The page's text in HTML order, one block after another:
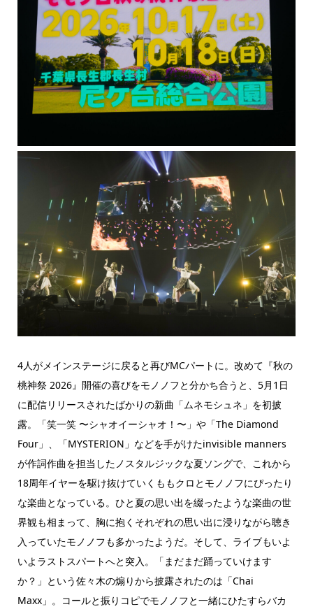
4人がメインステージに戻ると再びMCパートに。改めて『秋の
桃神祭 2026』開催の喜びをモノノフと分かち合うと、5月1日
に配信リリースされたばかりの新曲「ムネモシュネ」を初披
露。「笑一笑 〜シャオイーシャオ！〜」や「The Diamond
Four」、「MYSTERION」などを手がけたinvisible manners
が作詞作曲を担当したノスタルジックな夏ソングで、これから
18周年イヤーを駆け抜けていくももクロとモノノフにぴったり
な楽曲となっている。ひと夏の思い出を綴ったような楽曲の世
界観も相まって、胸に抱くそれぞれの思い出に浸りながら聴き
入っていたモノノフも多かったようだ。そして、ライブもいよ
いよラストスパートへと突入。「まだまだ踊っていけます
か？」という佐々木の煽りから披露されたのは「Chai
Maxx」。コールと振りコピでモノノフと一緒にひたすらバカ